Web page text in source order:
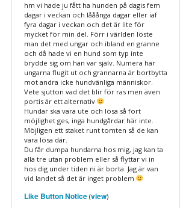
hm vi hade ju fått ha hunden på dagis fem
dagar i veckan och lååånga dagar eller iaf
fyra dagar i veckan och det är lite för
mycket för min del. Förr i världen löste
man det med ungar och ibland en granne
och då hade vi en hund som typ inte
brydde sig om han var själv. Numera har
ungarna flugit ut och grannarna är bortbytta
mot andra icke hundvänliga människor.
Vete sjutton vad det blir för ras men även
portis är ett alternativ
Hundar ska vara ute och lösa så fort
möjlighet ges, inga hundgårdar här inte.
Möjligen ett staket runt tomten så de kan
vara lösa där.
Du får dumpa hundarna hos mig, jag kan ta
alla tre utan problem eller så flyttar vi in
hos dig under tiden ni är borta. Jag är van
vid landet så det är inget problem
Like Button Notice(view)